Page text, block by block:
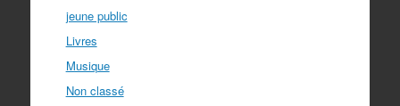
jeune public
Livres
Musique
Non classé